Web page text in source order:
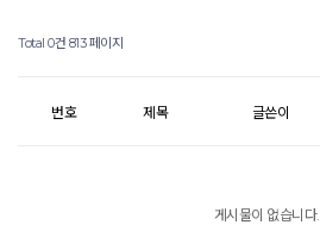
Total 0건 813 페이지
번호 제목 글쓴이
게시물이 없습니다.